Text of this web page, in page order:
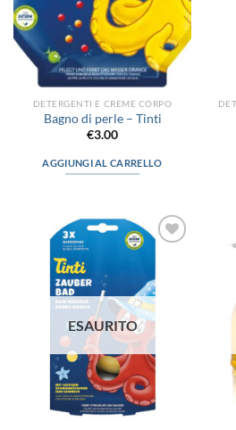
DETERGENTI E CREME CORPO
Bagno di perle – Tinti
€3.00
AGGIUNGI AL CARRELLO
dei
desideri
ESAURITO